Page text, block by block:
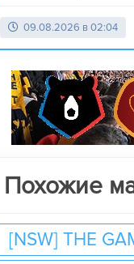
09.08.2026 в 02:04
Похожие
[NSW] THE